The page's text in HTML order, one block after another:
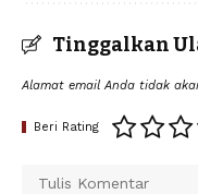
Tinggalkan
Alamat email Anda tidak
Beri Rating